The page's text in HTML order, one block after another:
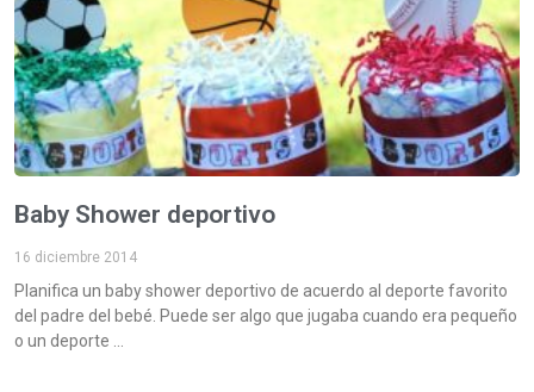
Baby Shower deportivo
16 diciembre 2014
Planifica un baby shower deportivo de acuerdo al deporte favorito
del padre del bebé. Puede ser algo que jugaba cuando era pequeño
o un deporte